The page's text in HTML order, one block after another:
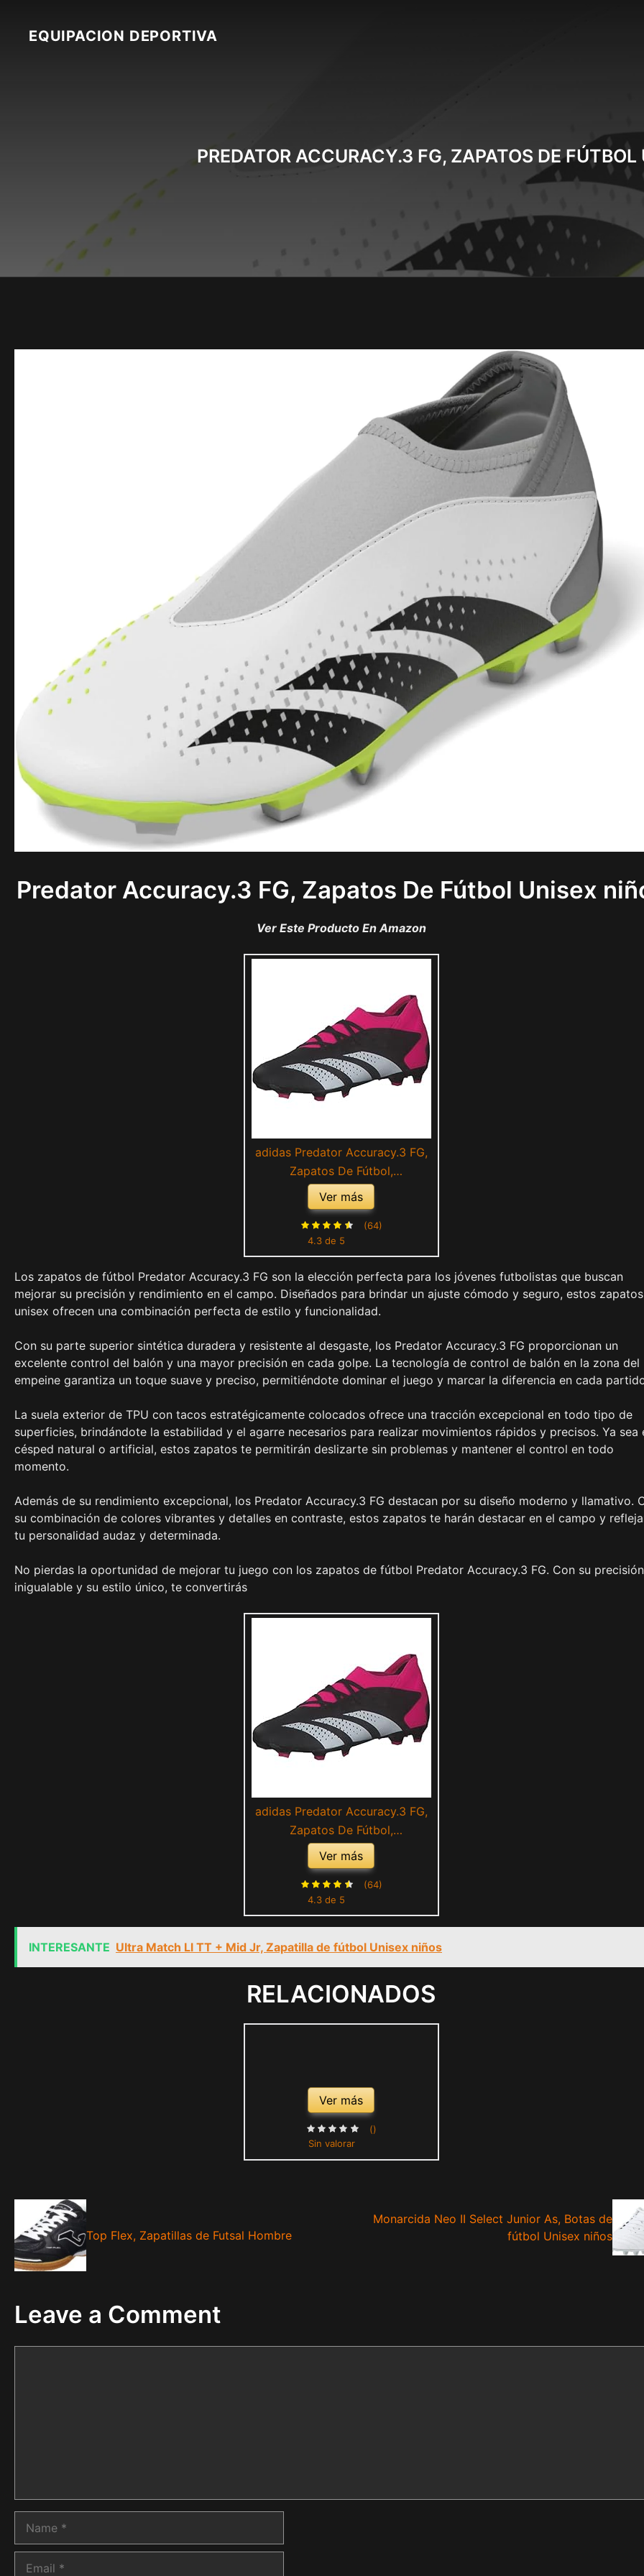
contentEQUIPACION DEPORTIVA
PREDATOR ACCURACY.3 FG, ZAPATOS DE
Predator Accuracy.3 FG, Zapatos De Fútbol Unisex
Ver Este Producto En Amazon
adidas Predator Accuracy.3 FG,
Zapatos De Fútbol,
Cblack/Ftwwht/Teshpk, 37 1/3 EU
Ver más
4.3 de 5
(64)
Los zapatos de fútbol Predator Accuracy.3 FG son la elección perfecta para los jóvenes futbolistas que buscan
mejorar su precisión y rendimiento en el campo. Diseñados para brindar un ajuste cómodo y seguro, estos zapatos
unisex ofrecen una combinación perfecta de estilo y funcionalidad.
Con su parte superior sintética duradera y resistente al desgaste, los Predator Accuracy.3 FG proporcionan un
excelente control del balón y una mayor precisión en cada golpe. La tecnología de control de balón en la zona del
empeine garantiza un toque suave y preciso, permitiéndote dominar el juego y marcar la diferencia en cada
La suela exterior de TPU con tacos estratégicamente colocados ofrece una tracción excepcional en todo tipo de
superficies, brindándote la estabilidad y el agarre necesarios para realizar movimientos rápidos y precisos. Ya sea
césped natural o artificial, estos zapatos te permitirán deslizarte sin problemas y mantener el control en todo
momento.
Además de su rendimiento excepcional, los Predator Accuracy.3 FG destacan por su diseño moderno y llamativo.
su combinación de colores vibrantes y detalles en contraste, estos zapatos te harán destacar en el campo y
tu personalidad audaz y determinada.
No pierdas la oportunidad de mejorar tu juego con los zapatos de fútbol Predator Accuracy.3 FG. Con su precisión
inigualable y su estilo único, te convertirás
adidas Predator Accuracy.3 FG,
Zapatos De Fútbol,
Cblack/Ftwwht/Teshpk, 37 1/3 EU
Ver más
4.3 de 5
(64)
INTERESANTE Ultra Match Ll TT + Mid Jr, Zapatilla de fútbol Unisex niños
RELACIONADOS
Ver más
Sin valorar
()
Top Flex, Zapatillas de Futsal Hombre
Monarcida Neo II Select Junior As, Botas de
fútbol Unisex niños
Leave a Comment